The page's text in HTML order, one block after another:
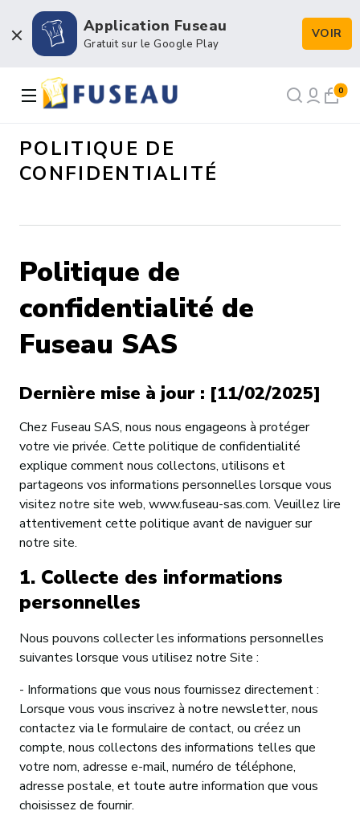
Application Fuseau
Gratuit sur le Google Play
VOIR
Boulangerie / Viennoiserie
Pâtisserie / Chocolaterie
Emballage & Décors
Petits matériels & Hygiène
NOS RECETTES
NOTRE HISTOIRE
NOUS RECRUTONS
0
POLITIQUE DE
CONFIDENTIALITÉ
Politique de
confidentialité de
Fuseau SAS
Dernière mise à jour : [11/02/2025]
Chez Fuseau SAS, nous nous engageons à protéger
votre vie privée. Cette politique de confidentialité
explique comment nous collectons, utilisons et
partageons vos informations personnelles lorsque vous
visitez notre site web, www.fuseau-sas.com. Veuillez lire
attentivement cette politique avant de naviguer sur
notre site.
1. Collecte des informations
personnelles
Nous pouvons collecter les informations personnelles
suivantes lorsque vous utilisez notre Site :
- Informations que vous nous fournissez directement :
Lorsque vous vous inscrivez à notre newsletter, nous
contactez via le formulaire de contact, ou créez un
compte, nous collectons des informations telles que
votre nom, adresse e-mail, numéro de téléphone,
adresse postale, et toute autre information que vous
choisissez de fournir.